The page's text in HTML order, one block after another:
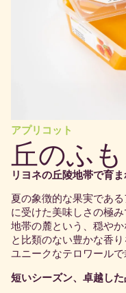
アプリコット
丘のふ
リヨネの丘陵地帯で育
夏の象徴的な果実であ
に受けた美味しさの極
地帯の麓という、穏や
と比類のない豊かな香
ユニークなテロワールで
短いシーズン、卓越し